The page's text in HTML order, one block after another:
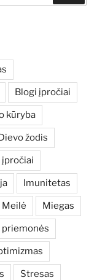
Blogi įpročiai
kūryba
žodis
įpročiai
Imunitetas
Meilė Miegas
priemonės
Stresas